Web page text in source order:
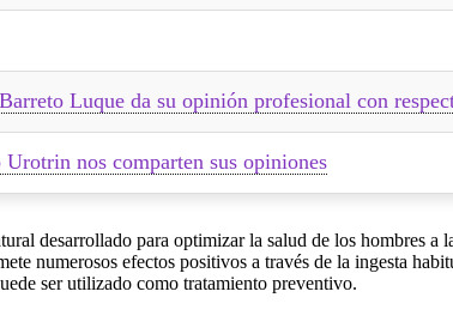
Luque da su opinión profesional con
nos comparten sus opiniones
desarrollado para optimizar la salud de los hombres
numerosos efectos positivos a través de la ingesta
ser utilizado como tratamiento preventivo.